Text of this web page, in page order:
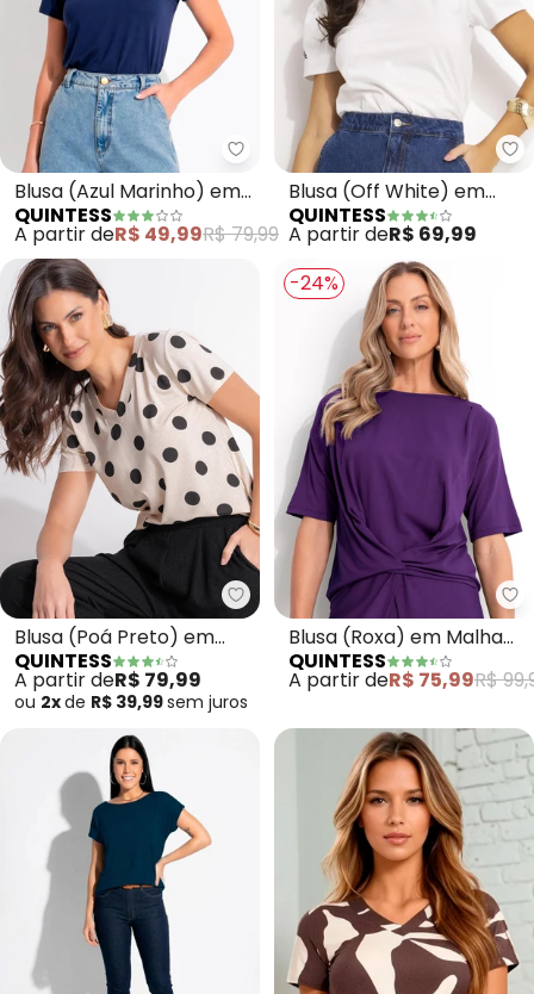
Quintess - Blusa (Azul
Blusa (Azul Marinho) em
Malha de Viscose
QUINTESS
A partir deR$ 49,99R$ 79,99
Blusa (Off White) em
Malha de Algodão
Penteado
QUINTESS
A partir deR$ 69,99
Quintess - Blusa (Poá Preto)
Blusa (Poá Preto) em
Malha de Viscose
QUINTESS
A partir deR$ 79,99
ou 2xde R$ 39,99sem juros
-24%
Blusa (Roxa) em Malha
de Viscose
QUINTESS
A partir deR$ 75,99R$